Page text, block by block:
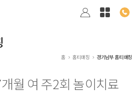
홈 홈티매칭 경기남부 홈티매칭
월 여 주2회 놀이치료